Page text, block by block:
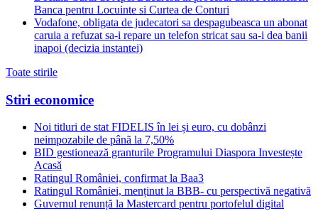
Banca pentru Locuinte si Curtea de Conturi
Vodafone, obligata de judecatori sa despagubeasca un abonat
caruia a refuzat sa-i repare un telefon stricat sau sa-i dea banii
inapoi (decizia instantei)
Toate stirile
Stiri economice
Noi titluri de stat FIDELIS în lei și euro, cu dobânzi
neimpozabile de pânã la 7,50%
BID gestionează granturile Programului Diaspora Investește
Acasă
Ratingul României, confirmat la Baa3
Ratingul României, menținut la BBB- cu perspectivă negativă
Guvernul renunță la Mastercard pentru portofelul digital